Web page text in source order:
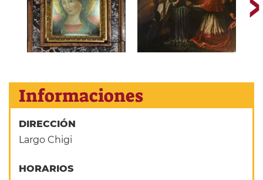
Informaciones
DIRECCIÓN
Largo Chigi
HORARIOS